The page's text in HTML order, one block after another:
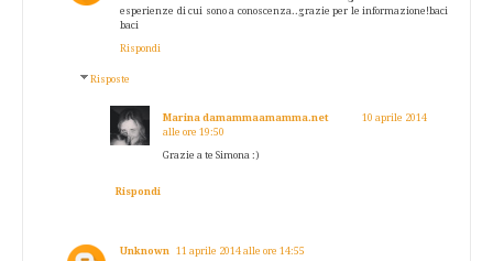
esperienze di cui sono a conoscenza..grazie per le informazione!baci
baci
Rispondi
Risposte
Marina damammaamamma.net
10 aprile 2014
alle ore 19:50
Grazie a te Simona :)
Rispondi
Unknown 11 aprile 2014 alle ore 14:55